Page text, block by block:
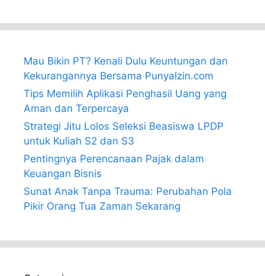
Mau Bikin PT? Kenali Dulu Keuntungan dan
Kekurangannya Bersama PunyaIzin.com
Tips Memilih Aplikasi Penghasil Uang yang
Aman dan Terpercaya
Strategi Jitu Lolos Seleksi Beasiswa LPDP
untuk Kuliah S2 dan S3
Pentingnya Perencanaan Pajak dalam
Keuangan Bisnis
Sunat Anak Tanpa Trauma: Perubahan Pola
Pikir Orang Tua Zaman Sekarang